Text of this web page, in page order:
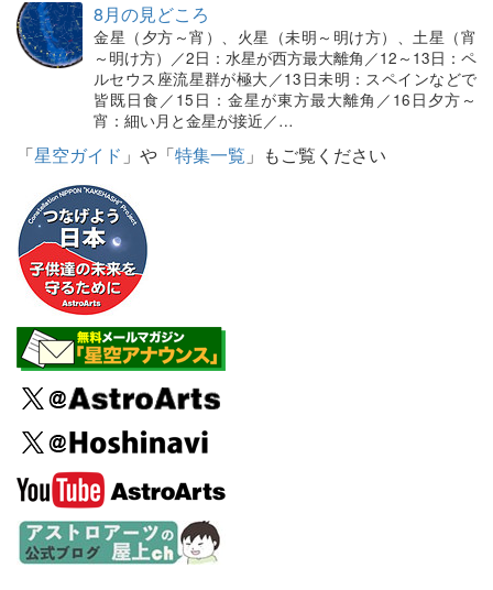
8月の見どころ
金星（夕方～宵）、火星（未明～明け方）、土星（宵
～明け方）／2日：水星が西方最大離角／12～13日：ペ
ルセウス座流星群が極大／13日未明：スペインなどで
皆既日食／15日：金星が東方最大離角／16日夕方～
宵：細い月と金星が接近／…
「星空ガイド 」や「特集一覧 」もご覧ください